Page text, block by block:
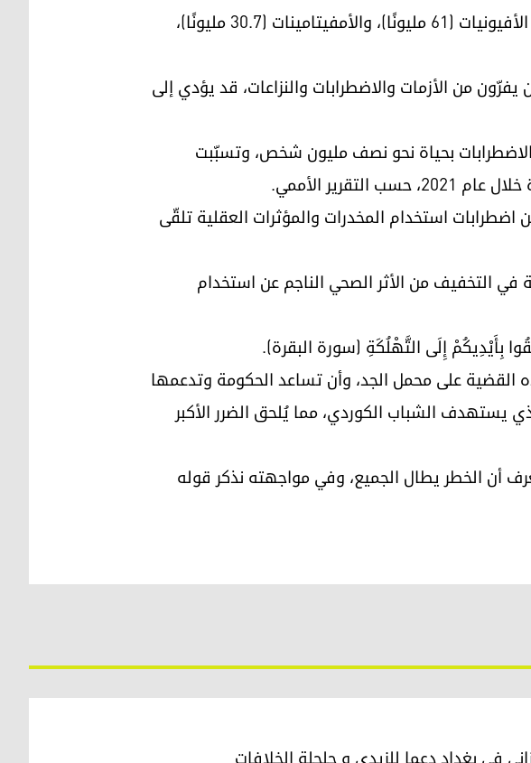
وحسب التقرير، يظل القنب الأكثر انتشارًا، إذ بلغ عدد مستخدميه 244 مليونًا، يليه الأفيونيات (61 مليونًا)، والأمفيتامينات (30.7 مليونًا)،
من الأزمات والاضطرابات والنزاعات، قد يؤدي إلى
بحياة نحو نصف مليون شخص، وتسبّبت
أن شخصًا واحدًا فقط من بين كل 12 شخصًا يعاني من اضطرابات استخدام المخدرات والمؤثرات العقلية تلقّى
في التخفيف من الأثر الصحي الناجم عن استخدام
بِأَيْدِيكُمْ إِلَى التَّهْلُكَةِ (سورة البقرة).
القضية على محمل الجد، وأن تساعد الحكومة وتدعمها
يستهدف الشباب الكوردي، مما يُلحق الضرر الأكبر
أن الخطر يطال الجميع، وفي مواجهته نذكر قوله